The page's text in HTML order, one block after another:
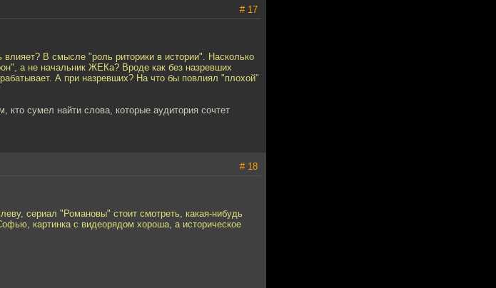
# 17
В смысле "роль риторики в истории". Насколько
а не начальник ЖЕКа? Вроде как без назревших
А при назревших? На что бы повлиял "плохой"
кто сумел найти слова, которые аудитория сочтет
# 18
сериал "Романовы" стоит смотреть, какая-нибудь
картинка с видеорядом хороша, а историческое